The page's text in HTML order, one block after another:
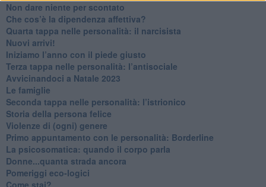
Non dare niente per scontato
Che cos’è la dipendenza affettiva?
Quarta tappa nelle personalità: il narcisista
​Nuovi arrivi!
​Iniziamo l’anno con il piede giusto
​Terza tappa nelle personalità: l’antisociale
​Avvicinandoci a Natale 2023
Le famiglie
Seconda tappa nelle personalità: l’istrionico
​Storia della persona felice
Violenze di (ogni) genere
​Primo appuntamento con le personalità: Borderline
La psicosomatica: quando il corpo parla
Donne...quanta strada ancora
​Pomeriggi eco-logici
​Come stai?